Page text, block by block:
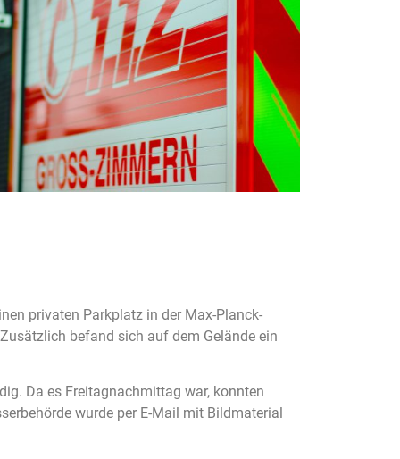
privaten Parkplatz in der Max-Planck-
befand sich auf dem Gelände ein
Da es Freitagnachmittag war, konnten
wurde per E-Mail mit Bildmaterial